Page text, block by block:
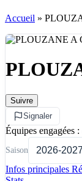
Accueil »
Suivre
Signaler
Équipes engagées :
Saison
Infos principales